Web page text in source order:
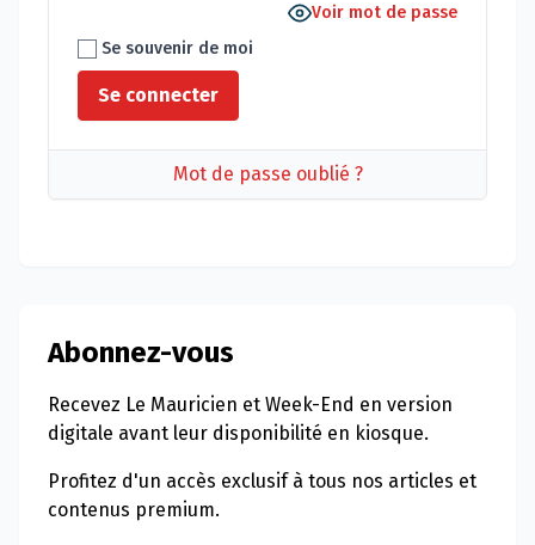
Voir mot de passe
Se souvenir de moi
Mot de passe oublié ?
Abonnez-vous
Recevez Le Mauricien et Week-End en version
digitale avant leur disponibilité en kiosque.
Profitez d'un accès exclusif à tous nos articles et
contenus premium.